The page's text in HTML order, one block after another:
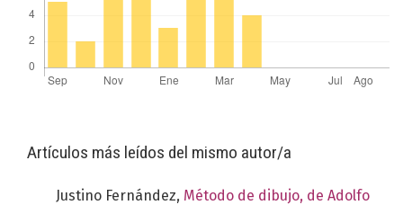
Artículos más leídos del mismo autor/a
Justino Fernández, Método de dibujo, de Adolfo